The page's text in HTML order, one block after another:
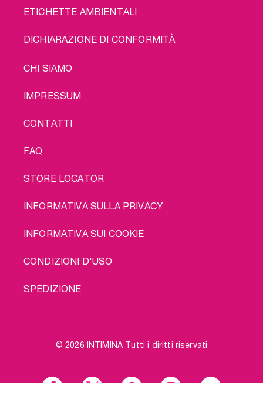
ETICHETTE AMBIENTALI
DICHIARAZIONE DI CONFORMITÀ
LEGAL
CHI SIAMO
IMPRESSUM
CONTATTI
FAQ
STORE LOCATOR
INFORMATIVA SULLA PRIVACY
INFORMATIVA SUI COOKIE
CONDIZIONI D'USO
SPEDIZIONE
© 2026 INTIMINA Tutti i diritti riservati